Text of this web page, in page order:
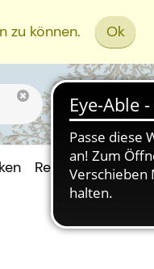
zu können. Ok
Rezept Einreichen